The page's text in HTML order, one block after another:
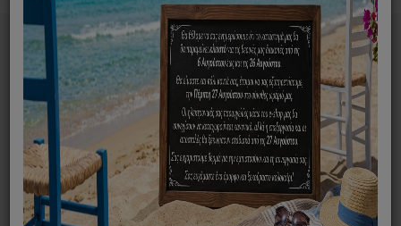
Home Καθαριστικό Για Πλυντήριο Ρούχων